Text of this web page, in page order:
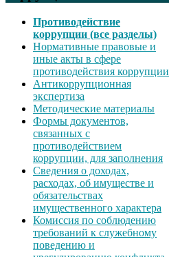
Противодействие
коррупции (все разделы)
Нормативные правовые и
иные акты в сфере
противодействия коррупции
Антикоррупционная
экспертиза
Методические материалы
Формы документов,
связанных с
противодействием
коррупции, для заполнения
Сведения о доходах,
расходах, об имуществе и
обязательствах
имущественного характера
Комиссия по соблюдению
требований к служебному
поведению и